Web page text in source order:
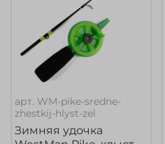
арт. WM-pike-sredne-
zhestkij-hlyst-zel
Зимняя удочка